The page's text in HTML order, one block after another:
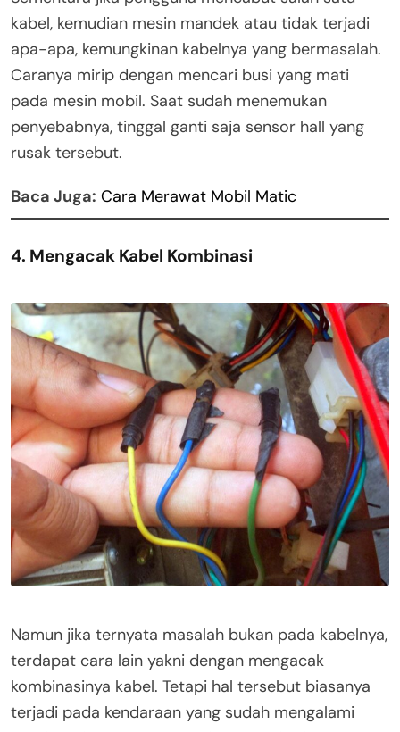
kabel, kemudian mesin mandek atau tidak terjadi
apa-apa, kemungkinan kabelnya yang bermasalah.
Caranya mirip dengan mencari busi yang mati
pada mesin mobil. Saat sudah menemukan
penyebabnya, tinggal ganti saja sensor hall yang
rusak tersebut.
Baca Juga: Cara Merawat Mobil Matic
4. Mengacak Kabel Kombinasi
Namun jika ternyata masalah bukan pada kabelnya,
terdapat cara lain yakni dengan mengacak
kombinasinya kabel. Tetapi hal tersebut biasanya
terjadi pada kendaraan yang sudah mengalami